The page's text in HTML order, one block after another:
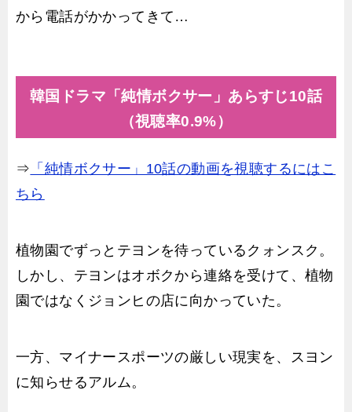
から電話がかかってきて…
韓国ドラマ「純情ボクサー」あらすじ10話
（視聴率0.9%）
⇒ 「純情ボクサー」10話の動画を視聴するにはこ
ちら
植物園でずっとテヨンを待っているクォンスク。
しかし、テヨンはオボクから連絡を受けて、植物
園ではなくジョンヒの店に向かっていた。
一方、マイナースポーツの厳しい現実を、スヨン
に知らせるアルム。